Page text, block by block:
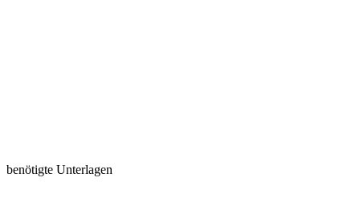
benötigte Unterlagen